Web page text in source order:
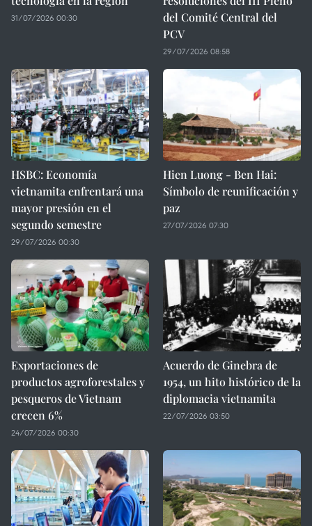
31/07/2026 00:30
del Comité Central del
PCV
29/07/2026 08:58
HSBC: Economía
vietnamita enfrentará una
mayor presión en el
segundo semestre
29/07/2026 00:30
Hien Luong - Ben Hai:
Símbolo de reunificación y
paz
27/07/2026 07:30
Exportaciones de
productos agroforestales y
pesqueros de Vietnam
crecen 6%
24/07/2026 00:30
Acuerdo de Ginebra de
1954, un hito histórico de la
diplomacia vietnamita
22/07/2026 03:50